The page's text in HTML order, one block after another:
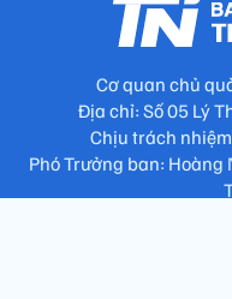
Cơ quan chủ
Địa chỉ: Số 05 Lý
Chịu trách
Phó Trưởng ban: Hoàng